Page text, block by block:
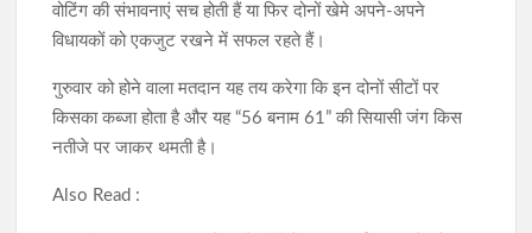
वोटिंग की संभावनाएं सच होती हैं या फिर दोनों खेमे अपने-अपने
विधायकों को एकजुट रखने में सफल रहते हैं।
गुरुवार को होने वाला मतदान यह तय करेगा कि इन दोनों सीटों पर
किसका कब्जा होता है और यह “56 बनाम 61” की सियासी जंग किस
नतीजे पर जाकर थमती है।
Also Read :